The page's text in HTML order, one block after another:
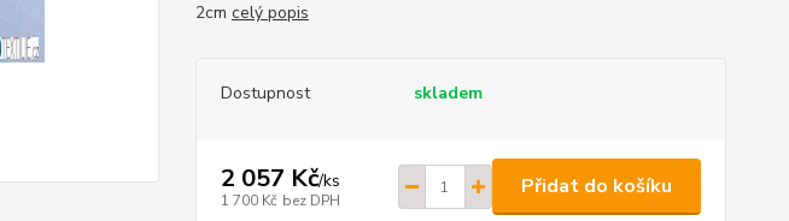
2cm celý popis
Dostupnost skladem
2 057 Kč/ks
1 700 Kč bez DPH
Přidat do košíku